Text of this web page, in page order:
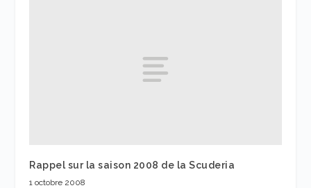
Rappel sur la saison 2008 de la Scuderia
1 octobre 2008